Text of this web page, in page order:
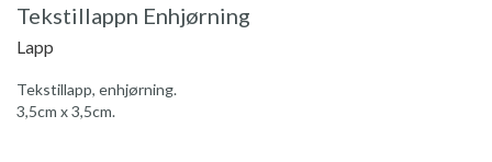
Tekstillappn Enhjørning
Lapp
Tekstillapp, enhjørning.
3,5cm x 3,5cm.